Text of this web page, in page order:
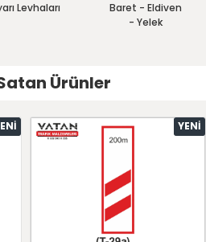
Levhaları
Baret - Eldiven
- Yelek
Ürünler
YENI